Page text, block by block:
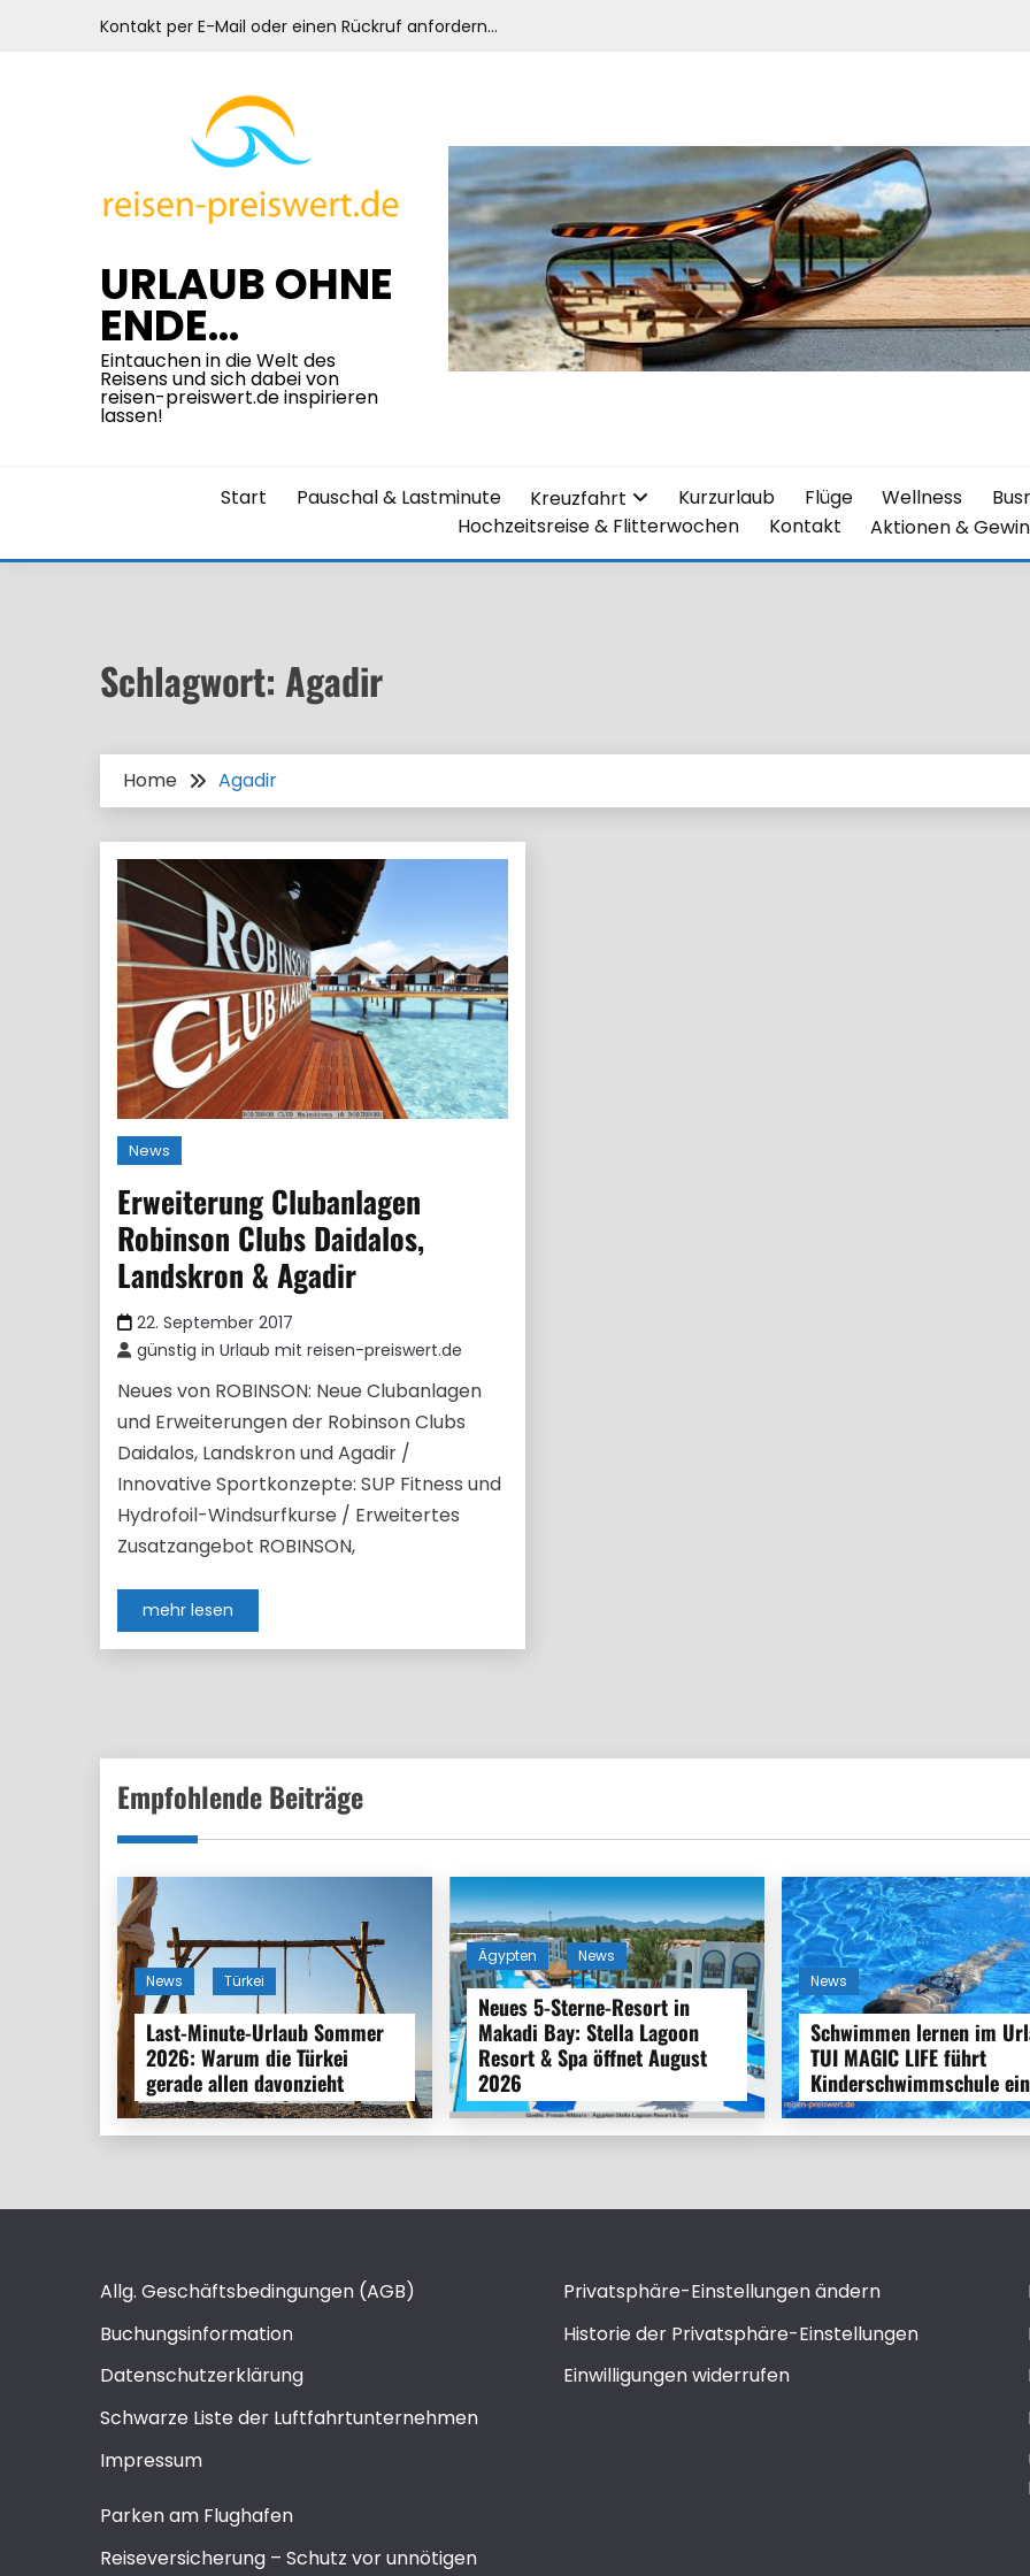
Kontakt per E-Mail oder einen Rückruf anfordern…
URLAUB OHNE
ENDE…
Eintauchen in die Welt des
Reisens und sich dabei von
reisen-preiswert.de inspirieren
lassen!
Start Pauschal & Lastminute Kreuzfahrt Kurzurlaub Flüge Wellness
Hochzeitsreise & Flitterwochen
Kontakt Aktionen &
Schlagwort: Agadir
Home Agadir
News
Erweiterung Clubanlagen
Robinson Clubs Daidalos,
Landskron & Agadir
22. September 2017
günstig in Urlaub mit reisen-preiswert.de
Neues von ROBINSON: Neue Clubanlagen
und Erweiterungen der Robinson Clubs
Daidalos, Landskron und Agadir /
Innovative Sportkonzepte: SUP Fitness und
Hydrofoil-Windsurfkurse / Erweitertes
Zusatzangebot ROBINSON,
mehr lesen
Empfohlende Beiträge
News Türkei
Last-Minute-Urlaub Sommer
2026: Warum die Türkei
gerade allen davonzieht
Ägypten News
Neues 5-Sterne-Resort in
Makadi Bay: Stella Lagoon
Resort & Spa öffnet August
2026
News
Schwimmen lernen im
TUI MAGIC LIFE führt
Kinderschwimmschule ein
Allg. Geschäftsbedingungen (AGB)
Buchungsinformation
Datenschutzerklärung
Schwarze Liste der Luftfahrtunternehmen
Impressum
Parken am Flughafen
Reiseversicherung – Schutz vor unnötigen
Privatsphäre-Einstellungen ändern
Historie der Privatsphäre-Einstellungen
Einwilligungen widerrufen